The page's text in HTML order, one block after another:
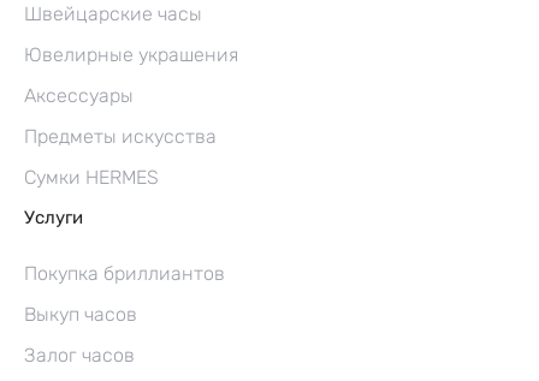
Швейцарские часы
Ювелирные украшения
Аксессуары
Предметы искусства
Сумки HERMES
Услуги
Покупка бриллиантов
Выкуп часов
Залог часов